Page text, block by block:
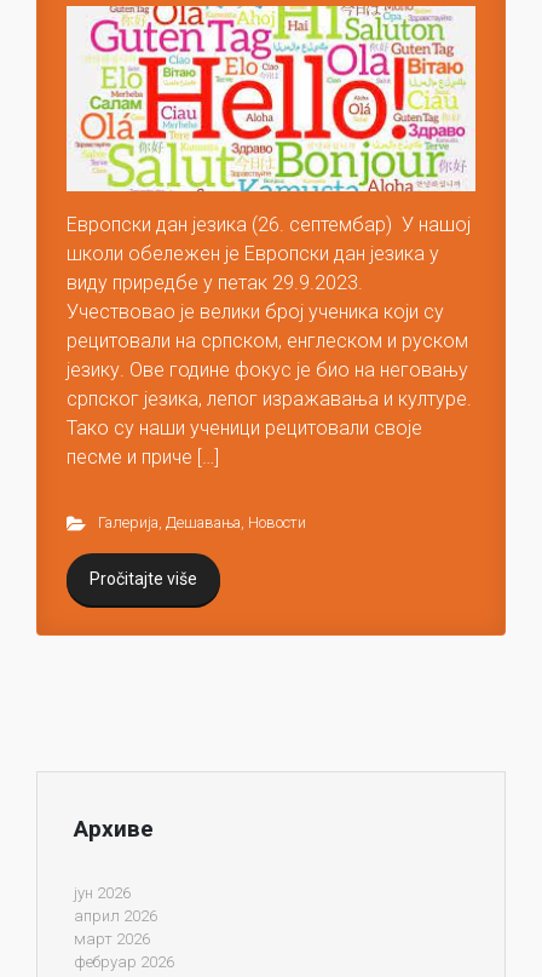
Европски дан језика (26. септембар) У нашој
школи обележен је Европски дан језика у
виду приредбе у петак 29.9.2023.
Учествовао је велики број ученика који су
рецитовали на српском, енглеском и руском
језику. Ове године фокус је био на неговању
српског језика, лепог изражавања и културе.
Тако су наши ученици рецитовали своје
песме и приче […]
Галерија, Дешавања, Новости
Pročitajte više
Архиве
јун 2026
април 2026
март 2026
фебруар 2026